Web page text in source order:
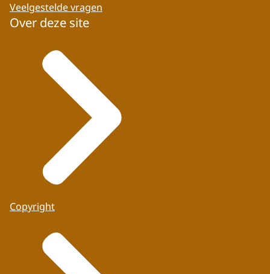
Veelgestelde vragen
Over deze site
Copyright